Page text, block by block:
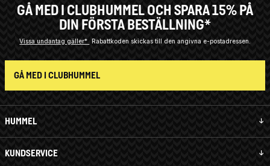
HUMMEL
KUNDSERVICE
GÅ MED I CLUBHUMMEL OCH SPARA 15% PÅ
DIN FÖRSTA BESTÄLLNING*
Vissa undantag gäller* Rabattkoden skickas till den angivna e-postadressen.
GÅ MED I CLUBHUMMEL